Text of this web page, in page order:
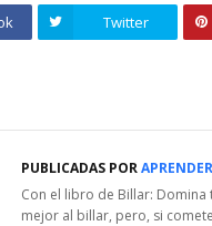
Twitter
PUBLICADAS POR
Con el libro de Billar: Domina
mejor al billar, pero, si